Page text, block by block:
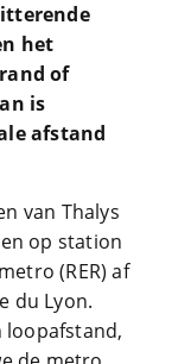
het
of
is
afstand
van Thalys
op station
(RER) af
du Lyon.
loopafstand,